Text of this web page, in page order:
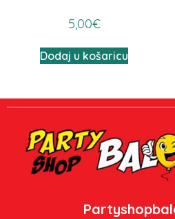
5,00€
Dodaj u košaricu